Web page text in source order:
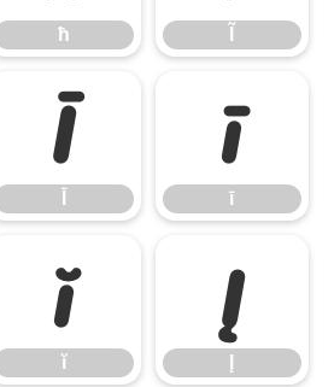
ħ
Ī ī
ī
ĭ
ĭ
Į